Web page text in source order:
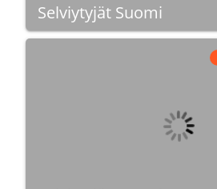
Selviytyjät Suomi